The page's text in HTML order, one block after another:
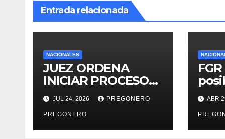
Entrada relacionada
NACIONALES
JUEZ ORDENA
INICIAR PROCESO
CONTRA
EXGOBERNADOR
DE BAJA
CALIFORNIA,
JUL 24, 2026 PREGONERO
PREGONERO
en
ABR